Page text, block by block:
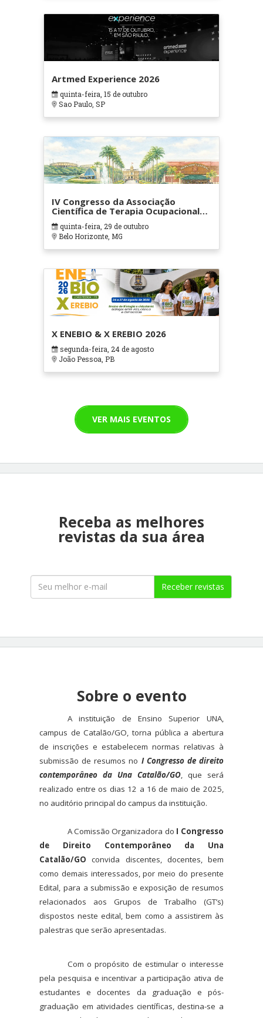
Artmed Experience 2026
quinta-feira, 15 de outubro
Sao Paulo, SP
IV Congresso da Associação
Científica de Terapia Ocupacional
em Contextos Hospitalares e
Cuidados Paliativos - ATOHOSP
quinta-feira, 29 de outubro
Belo Horizonte, MG
X ENEBIO & X EREBIO 2026
segunda-feira, 24 de agosto
João Pessoa, PB
VER MAIS EVENTOS
Receba as melhores
revistas da sua área
Receber revistas
Sobre o evento
A instituição de Ensino Superior UNA,
campus de Catalão/GO, torna pública a abertura
de inscrições e estabelecem normas relativas à
submissão de resumos no I Congresso de direito
contemporâneo da Una Catalão/GO, que será
realizado entre os dias 12 a 16 de maio de 2025,
no auditório principal do campus da instituição.
AComissão Organizadora do I Congresso
de Direito Contemporâneo da Una
Catalão/GO convida discentes, docentes, bem
como demais interessados, por meio do presente
Edital, para a submissão e exposição de resumos
relacionados aos Grupos de Trabalho (GT’s)
dispostos neste edital, bem como a assistirem às
palestras que serão apresentadas.
Com o propósito de estimular o interesse
pela pesquisa e incentivar a participação ativa de
estudantes e docentes da graduação e pós-
graduação em atividades científicas, destina-se a